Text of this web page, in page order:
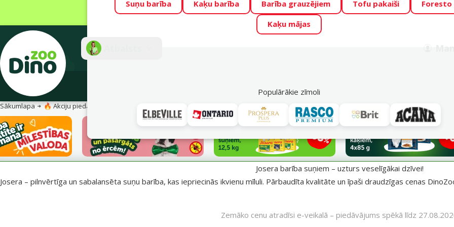
Visu mēnesi Dino Zoo piedāvā lieliskas cenas mīluļu TOP barībām! 🍖 →
Fotokonkurss “GADA ŪSAIŅI”! Varbūt tieši Tavs mīlulis būs 2027. gada
Suņu barība Kaķu barība Barība grauzējiem Tofu pakaiši
Foresto
Kaķu mājas
Populārākie zīmoli
Akciju piedāvājumi
Sākumlapa 🔥 Akciju piedāvājumi Josera barība suņiem – uzturs veselīgākai dzīvei!
Josera barība suņiem – uzturs veselīgākai dzīvei!
Josera – pilnvērtīga un sabalansēta suņu barība, kas iepriecinās ikvienu mīluli. Pārbaudīta kvalitāte un īpaši draudzīgas cenas
Zemāko cenu atradīsi e-veikalā – piedāvājums spēkā līdz